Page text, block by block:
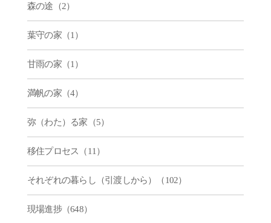
森の途（2）
葉守の家（1）
甘雨の家（1）
満帆の家（4）
弥（わた）る家（5）
移住プロセス（11）
それぞれの暮らし（引渡しから）（102）
現場進捗（648）